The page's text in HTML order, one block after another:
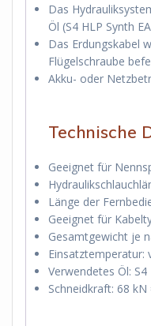
Das
Öl (S4 HLP Synth
Das Erdungskabel
Flügelschraube
Akku- oder
Technische
Geeignet für
Länge der
Geeignet für
Gesamtgewicht je
Einsatztemperatur:
Verwendetes Öl: S4
Schneidkraft: 68 kN